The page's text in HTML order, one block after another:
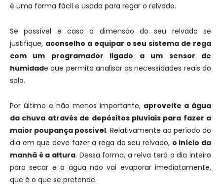
é uma forma fácil e usada para regar o relvado.
Se possível e caso a dimensão do seu relvado se
justifique, aconselho a equipar o seu sistema de rega
com um programador ligado a um sensor de
humidade que permita analisar as necessidades reais do
solo.
Por último e não menos importante, aproveite a água
da chuva através de depósitos pluviais para fazer a
maior poupança possível. Relativamente ao período do
dia em que deve fazer a rega do seu relvado, o início da
manhã é a altura. Dessa forma, a relva terá o dia inteiro
para secar e a água não vai evaporar imediatamente,
que é o que se pretende.